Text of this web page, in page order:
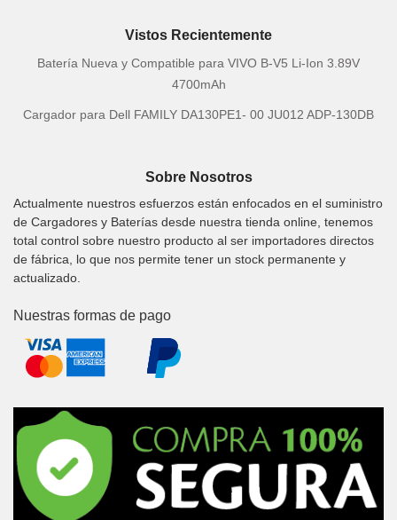
Vistos Recientemente
Batería Nueva y Compatible para VIVO B-V5 Li-Ion 3.89V
4700mAh
Cargador para Dell FAMILY DA130PE1- 00 JU012 ADP-130DB
Sobre Nosotros
Actualmente nuestros esfuerzos están enfocados en el suministro
de Cargadores y Baterías desde nuestra tienda online, tenemos
total control sobre nuestro producto al ser importadores directos
de fábrica, lo que nos permite tener un stock permanente y
actualizado.
Nuestras formas de pago